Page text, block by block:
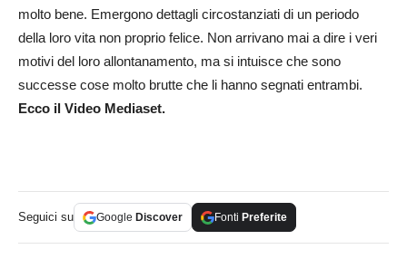
molto bene. Emergono dettagli circostanziati di un periodo
della loro vita non proprio felice. Non arrivano mai a dire i veri
motivi del loro allontanamento, ma si intuisce che sono
successe cose molto brutte che li hanno segnati entrambi.
Ecco il Video Mediaset.
Seguici su Google Discover Fonti Preferite